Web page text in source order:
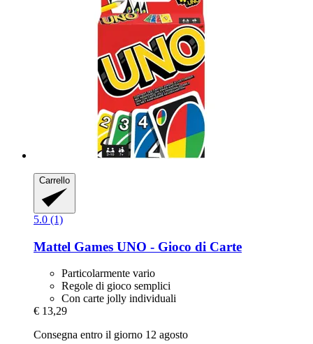
Carrello
5.0 (1)
Mattel Games UNO -​ Gioco di Carte
Particolarmente vario
Regole di gioco semplici
Con carte jolly individuali
€ 13,29
Consegna entro il giorno 12 agosto